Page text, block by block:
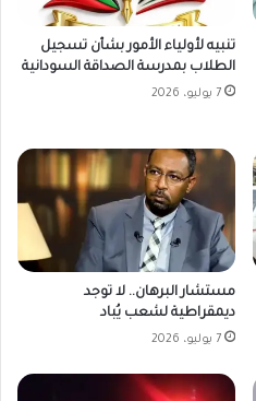
تنبيه لأولياء الأمور بشأن تسجيل
الطلاب بمدرسة الصداقة السودانية
7 يوليو، 2026
مستشار البرهان.. لا توجد
ديمقراطية لشعب يُباد
7 يوليو، 2026